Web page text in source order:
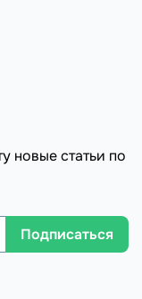
новые статьи по
Подписаться